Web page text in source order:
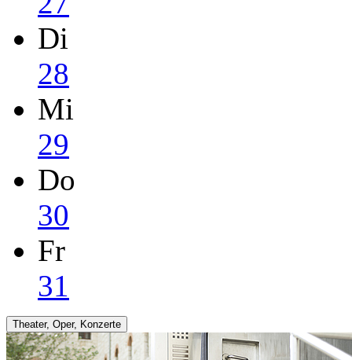
Di
28
Mi
29
Do
30
Fr
31
Theater, Oper, Konzerte